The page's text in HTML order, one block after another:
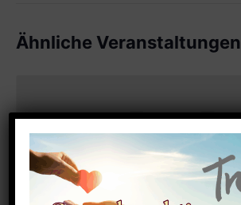
Ähnliche Veranstaltungen